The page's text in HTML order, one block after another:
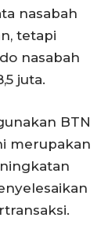
nasabah
tetapi
nasabah
juta.
BTN
merupakan